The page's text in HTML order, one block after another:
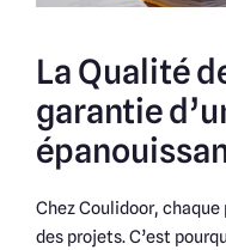
La Qualité
garantie
Chez Coulidoor,
des projets. C’est